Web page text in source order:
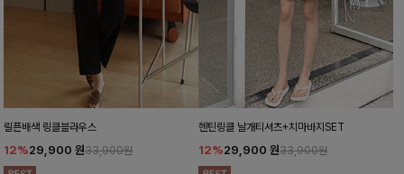
릴픈배색 링클블라우스
12%29,900 원33,900원
헨틴링클 날개티셔츠+치마바지SET
12%29,900 원33,900원